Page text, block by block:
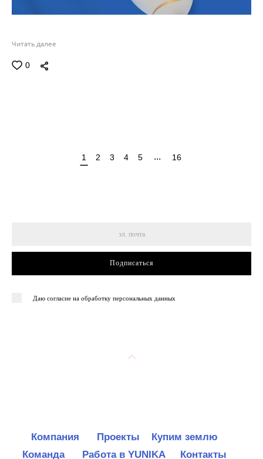
Читать далее
0
1 2 3 4 5 ... 16
Подписаться
Даю согласие на обработку персональных данных
Компания Проекты
Купим землю
Команда
Работа в YUNIKA Контакты